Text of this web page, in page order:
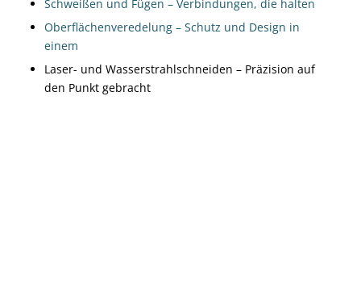
Schweißen und Fügen – Verbindungen, die halten
Oberflächenveredelung – Schutz und Design in
einem
Laser- und Wasserstrahlschneiden – Präzision auf
den Punkt gebracht